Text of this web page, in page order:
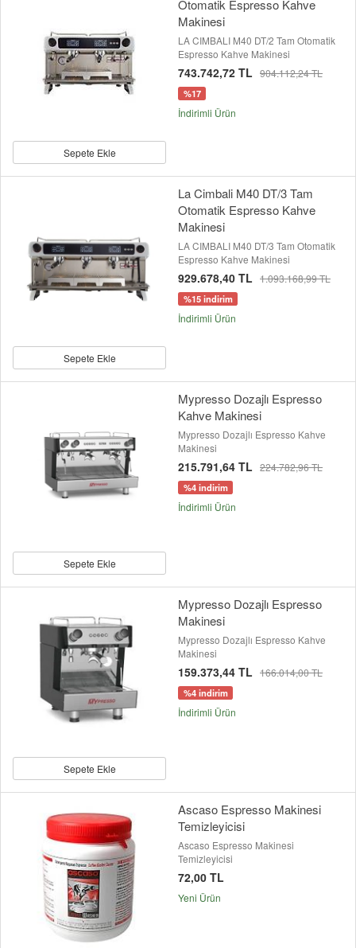
Sepete Ekle
Otomatik Espresso Kahve
Makinesi
LA CIMBALI M40 DT/2 Tam Otomatik
Espresso Kahve Makinesi
743.742,72 TL 904.112,24 TL
%17
İndirimli Ürün
Sepete Ekle
La Cimbali M40 DT/3 Tam
Otomatik Espresso Kahve
Makinesi
LA CIMBALI M40 DT/3 Tam Otomatik
Espresso Kahve Makinesi
929.678,40 TL 1.093.168,99 TL
%15 indirim
İndirimli Ürün
Sepete Ekle
Mypresso Dozajlı Espresso
Kahve Makinesi
Mypresso Dozajlı Espresso Kahve
Makinesi
215.791,64 TL 224.782,96 TL
%4 indirim
İndirimli Ürün
Sepete Ekle
Mypresso Dozajlı Espresso
Makinesi
Mypresso Dozajlı Espresso Kahve
Makinesi
159.373,44 TL 166.014,00 TL
%4 indirim
İndirimli Ürün
Ascaso Espresso Makinesi
Temizleyicisi
Ascaso Espresso Makinesi
Temizleyicisi
72,00 TL
Yeni Ürün